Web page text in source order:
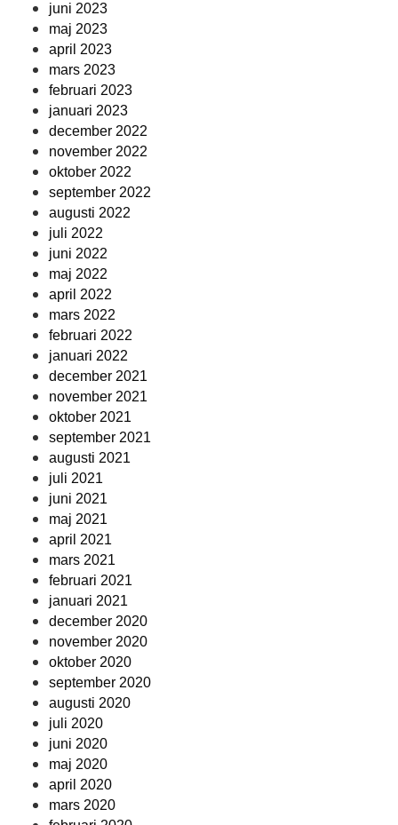
juni 2023
maj 2023
april 2023
mars 2023
februari 2023
januari 2023
december 2022
november 2022
oktober 2022
september 2022
augusti 2022
juli 2022
juni 2022
maj 2022
april 2022
mars 2022
februari 2022
januari 2022
december 2021
november 2021
oktober 2021
september 2021
augusti 2021
juli 2021
juni 2021
maj 2021
april 2021
mars 2021
februari 2021
januari 2021
december 2020
november 2020
oktober 2020
september 2020
augusti 2020
juli 2020
juni 2020
maj 2020
april 2020
mars 2020